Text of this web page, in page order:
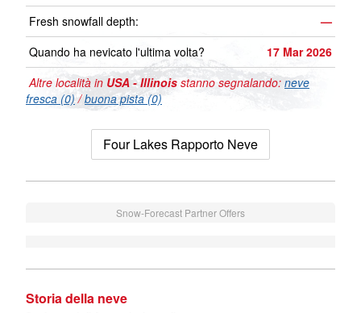
Fresh snowfall depth:
—
Quando ha nevicato l'ultima volta?
17 Mar 2026
Altre località in USA - Illinois stanno segnalando: neve
fresca (0)/buona pista (0)
Four Lakes Rapporto Neve
Snow-Forecast Partner Offers
Storia della neve